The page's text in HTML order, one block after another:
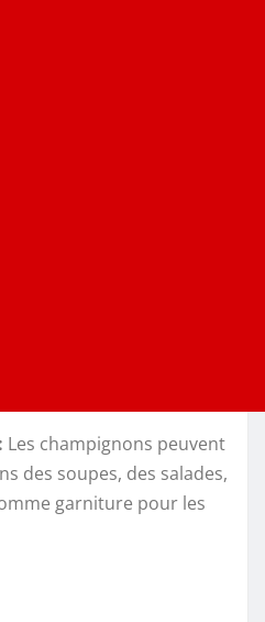
Les champignons peuvent
des soupes, des salades,
garniture pour les